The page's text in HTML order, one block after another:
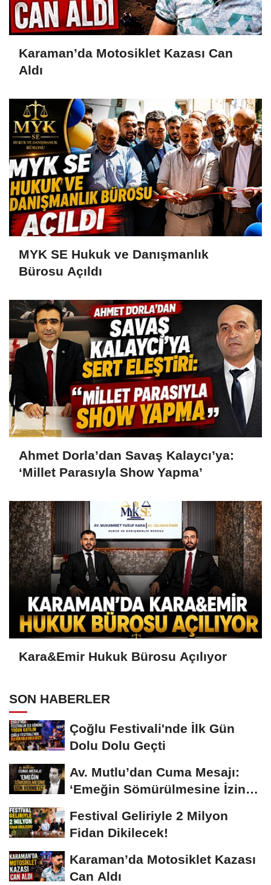
Karaman’da Motosiklet Kazası Can
Aldı
MYK SE Hukuk ve Danışmanlık
Bürosu Açıldı
Ahmet Dorla’dan Savaş Kalaycı’ya:
‘Millet Parasıyla Show Yapma’
Kara&Emir Hukuk Bürosu Açılıyor
SON HABERLER
Çoğlu Festivali'nde İlk Gün
Dolu Dolu Geçti
Av. Mutlu’dan Cuma Mesajı:
‘Emeğin Sömürülmesine İzin
Festival Geliriyle 2 Milyon
Fidan Dikilecek!
Karaman’da Motosiklet Kazası
Can Aldı